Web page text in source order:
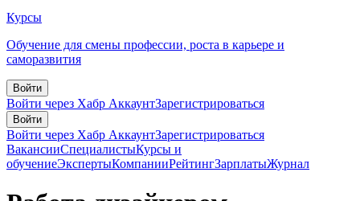
Курсы
Обучение для смены профессии, роста в карьере и
саморазвития
Войти
Войти через Хабр АккаунтЗарегистрироваться
Войти
Войти через Хабр АккаунтЗарегистрироваться
ВакансииСпециалистыКурсы и
обучениеЭкспертыКомпанииРейтингЗарплатыЖурнал